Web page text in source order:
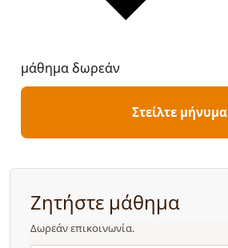
μάθημα δωρεάν
Στείλτε μήνυμα
Ζητήστε μάθημα
Δωρεάν επικοινωνία.